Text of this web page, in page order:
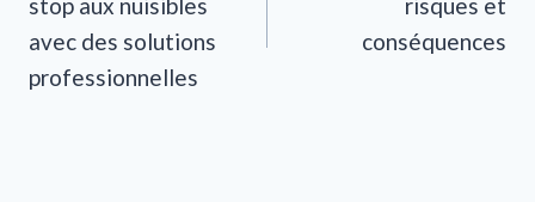
l’article
stop aux nuisibles
avec des solutions
professionnelles
risques et
conséquences